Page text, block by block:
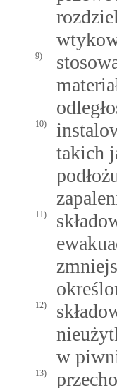
9)
10)
takich
11)
12)
w
13)